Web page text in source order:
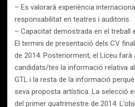
– Es valorarà experiència
responsabilitat en teatres i auditoris.
– Capacitat demostrada en el treball
El termini de presentació dels CV
de 2014. Posteriorment, el Liceu farà
candidats/tes la informació relativa
GTL i la resta de la informació
seva proposta artística. La selecció
del primer quatrimestre de 2014.